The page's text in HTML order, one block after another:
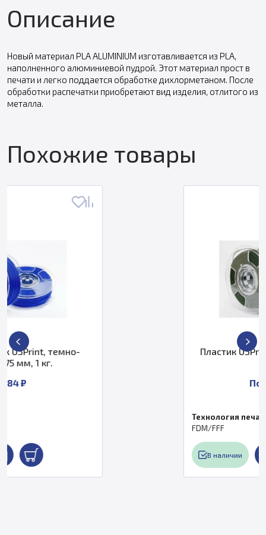
Описание
Новый материал PLA ALUMINIUM изготавливается из PLA,
наполненного алюминиевой пудрой. Этот материал прост в
печати и легко поддается обработке дихлорметаном. После
обработки распечатки приобретают вид изделия, отлитого из
металла.
Похожие товары
Пластик U3Print GF PETg, хаки,
Технология печати